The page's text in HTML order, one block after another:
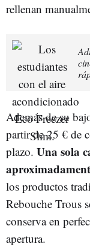
rellenan
Además de su
partir de 25 € de
plazo. Una sola
los productos
Rebouche Trous
conserva en
apertura.